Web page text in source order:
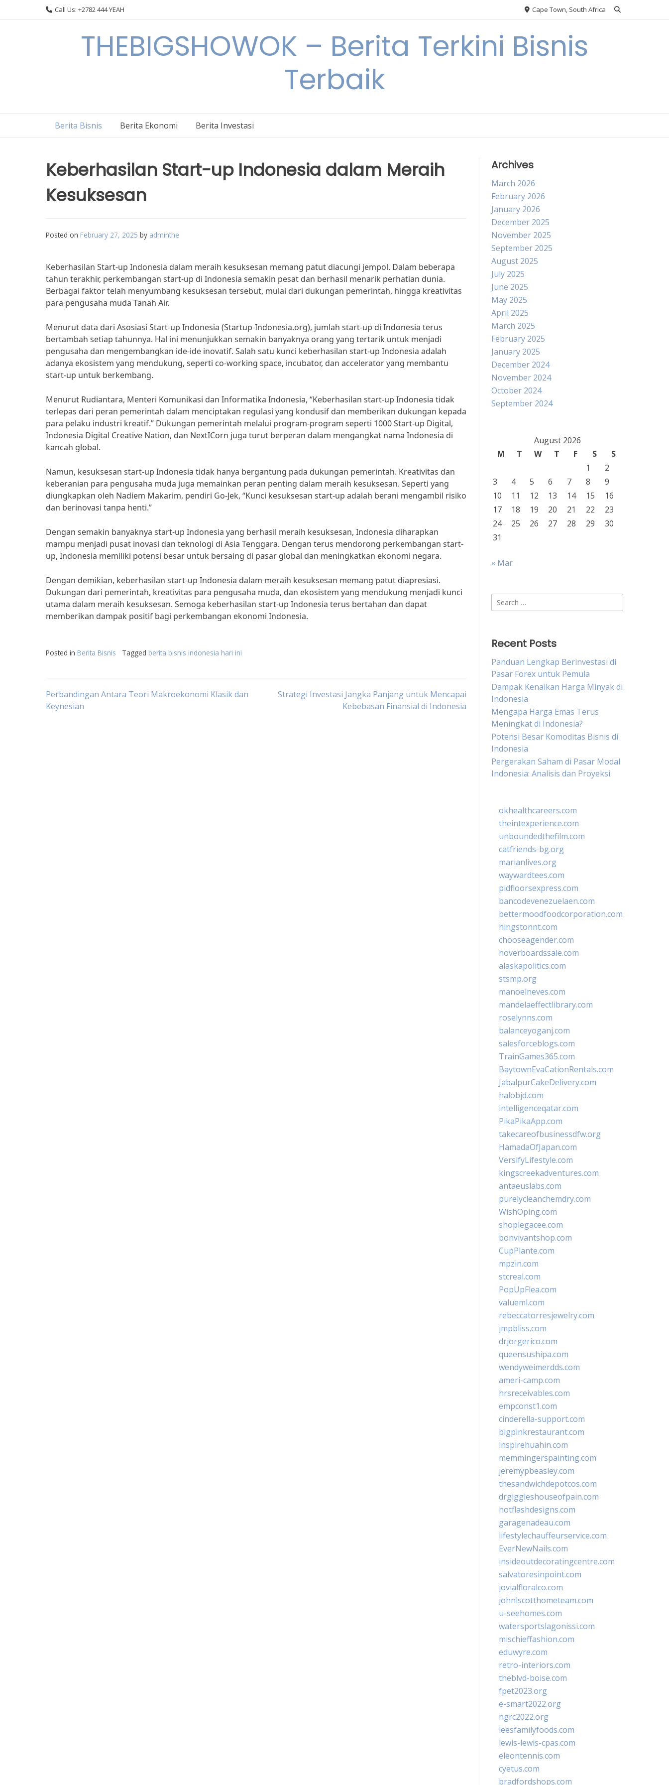
Call Us: +2782 444 YEAH Cape Town, South Africa
THEBIGSHOWOK – Berita Terkini Bisnis
Terbaik
Berita Bisnis Berita Ekonomi Berita Investasi
Keberhasilan Start-up Indonesia dalam Meraih
Kesuksesan
Posted on February 27, 2025 by adminthe
Keberhasilan Start-up Indonesia dalam meraih kesuksesan memang patut diacungi jempol. Dalam beberapa
tahun terakhir, perkembangan start-up di Indonesia semakin pesat dan berhasil menarik perhatian dunia.
Berbagai faktor telah menyumbang kesuksesan tersebut, mulai dari dukungan pemerintah, hingga kreativitas
para pengusaha muda Tanah Air.
Menurut data dari Asosiasi Start-up Indonesia (Startup-Indonesia.org), jumlah start-up di Indonesia terus
bertambah setiap tahunnya. Hal ini menunjukkan semakin banyaknya orang yang tertarik untuk menjadi
pengusaha dan mengembangkan ide-ide inovatif. Salah satu kunci keberhasilan start-up Indonesia adalah
adanya ekosistem yang mendukung, seperti co-working space, incubator, dan accelerator yang membantu
start-up untuk berkembang.
Menurut Rudiantara, Menteri Komunikasi dan Informatika Indonesia, “Keberhasilan start-up Indonesia tidak
terlepas dari peran pemerintah dalam menciptakan regulasi yang kondusif dan memberikan dukungan kepada
para pelaku industri kreatif.” Dukungan pemerintah melalui program-program seperti 1000 Start-up Digital,
Indonesia Digital Creative Nation, dan NextICorn juga turut berperan dalam mengangkat nama Indonesia di
kancah global.
Namun, kesuksesan start-up Indonesia tidak hanya bergantung pada dukungan pemerintah. Kreativitas dan
keberanian para pengusaha muda juga memainkan peran penting dalam meraih kesuksesan. Seperti yang
diungkapkan oleh Nadiem Makarim, pendiri Go-Jek, “Kunci kesuksesan start-up adalah berani mengambil risiko
dan berinovasi tanpa henti.”
Dengan semakin banyaknya start-up Indonesia yang berhasil meraih kesuksesan, Indonesia diharapkan
mampu menjadi pusat inovasi dan teknologi di Asia Tenggara. Dengan terus mendorong perkembangan start-
up, Indonesia memiliki potensi besar untuk bersaing di pasar global dan meningkatkan ekonomi negara.
Dengan demikian, keberhasilan start-up Indonesia dalam meraih kesuksesan memang patut diapresiasi.
Dukungan dari pemerintah, kreativitas para pengusaha muda, dan ekosistem yang mendukung menjadi kunci
utama dalam meraih kesuksesan. Semoga keberhasilan start-up Indonesia terus bertahan dan dapat
memberikan dampak positif bagi perkembangan ekonomi Indonesia.
Posted in Berita Bisnis Tagged berita bisnis indonesia hari ini
Post
Perbandingan Antara Teori Makroekonomi Klasik dan
Keynesian
Strategi Investasi Jangka Panjang untuk Mencapai
Kebebasan Finansial di Indonesia
Archives
March 2026
February 2026
January 2026
December 2025
November 2025
September 2025
August 2025
July 2025
June 2025
May 2025
April 2025
March 2025
February 2025
January 2025
December 2024
November 2024
October 2024
September 2024
August 2026
M
T W T F S
S
1
2
3
4 5 6 7 8
9
10
11 12 13 14 15
16
17
18 19 20 21 22
23
24
25 26 27 28 29
30
31
« Mar
Search
for:
Recent Posts
Panduan Lengkap Berinvestasi di
Pasar Forex untuk Pemula
Dampak Kenaikan Harga Minyak di
Indonesia
Mengapa Harga Emas Terus
Meningkat di Indonesia?
Potensi Besar Komoditas Bisnis di
Indonesia
Pergerakan Saham di Pasar Modal
Indonesia: Analisis dan Proyeksi
okhealthcareers.com
theintexperience.com
unboundedthefilm.com
catfriends-bg.org
marianlives.org
waywardtees.com
pidfloorsexpress.com
bancodevenezuelaen.com
bettermoodfoodcorporation.com
hingstonnt.com
chooseagender.com
hoverboardssale.com
alaskapolitics.com
stsmp.org
manoelneves.com
mandelaeffectlibrary.com
roselynns.com
balanceyoganj.com
salesforceblogs.com
TrainGames365.com
BaytownEvaCationRentals.com
JabalpurCakeDelivery.com
halobjd.com
intelligenceqatar.com
PikaPikaApp.com
takecareofbusinessdfw.org
HamadaOfJapan.com
VersifyLifestyle.com
kingscreekadventures.com
antaeuslabs.com
purelycleanchemdry.com
WishOping.com
shoplegacee.com
bonvivantshop.com
CupPlante.com
mpzin.com
stcreal.com
PopUpFlea.com
valueml.com
rebeccatorresjewelry.com
jmpbliss.com
drjorgerico.com
queensushipa.com
wendyweimerdds.com
ameri-camp.com
hrsreceivables.com
empconst1.com
cinderella-support.com
bigpinkrestaurant.com
inspirehuahin.com
memmingerspainting.com
jeremypbeasley.com
thesandwichdepotcos.com
drgiggleshouseofpain.com
hotflashdesigns.com
garagenadeau.com
lifestylechauffeurservice.com
EverNewNails.com
insideoutdecoratingcentre.com
salvatoresinpoint.com
jovialfloralco.com
johnlscotthometeam.com
u-seehomes.com
watersportslagonissi.com
mischieffashion.com
eduwyre.com
retro-interiors.com
theblvd-boise.com
fpet2023.org
e-smart2022.org
ngrc2022.org
leesfamilyfoods.com
lewis-lewis-cpas.com
eleontennis.com
cyetus.com
bradfordshops.com